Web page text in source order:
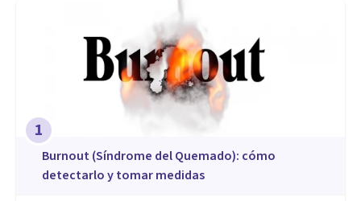
1
Burnout (Síndrome del Quemado): cómo
detectarlo y tomar medidas